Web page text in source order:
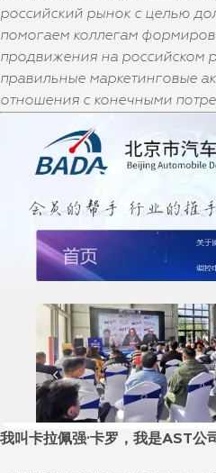
российский рынок с целью
помогаем коллегам
продвижения на российском
правильные маркетинговые
отношения с конечными
我叫卡拉佩强·卡罗，我是AST公